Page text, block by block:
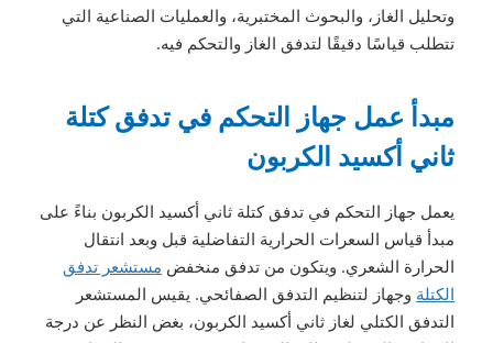
وتحليل الغاز، والبحوث المختبرية، والعمليات الصناعية التي
تتطلب قياسًا دقيقًا لتدفق الغاز والتحكم فيه.
مبدأ عمل جهاز التحكم في تدفق كتلة
ثاني أكسيد الكربون
يعمل جهاز التحكم في تدفق كتلة ثاني أكسيد الكربون بناءً على
مبدأ قياس السعرات الحرارية التفاضلية قبل وبعد انتقال
الحرارة الشعري. ويتكون من تدفق منخفض مستشعر تدفق
الكتلة وجهاز لتنظيم التدفق الصفائحي. يقيس المستشعر
التدفق الكتلي لغاز ثاني أكسيد الكربون، بغض النظر عن درجة